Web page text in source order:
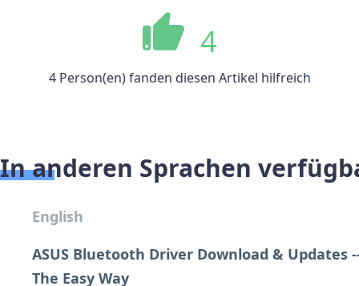
4
4 Person(en) fanden diesen Artikel hilfreich
In anderen Sprachen
English
ASUS Bluetooth Driver Download & Updates
The Easy Way